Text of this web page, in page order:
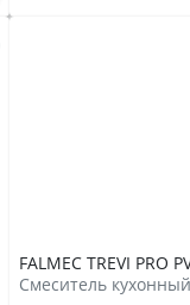
FALMEC TREVI PRO
Смеситель кухонный